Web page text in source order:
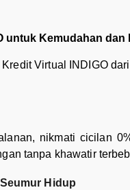
untuk Kemudahan dan
Virtual INDIGO
nikmati cicilan
tanpa khawatir
Hidup